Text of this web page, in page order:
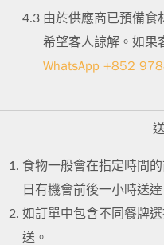
4.3 由於供應商已預備食
希望客人諒解。如果
WhatsApp +852
食物一般會在指定時間
日有機會前後一小時送達
如訂單中包含不同餐牌
送。